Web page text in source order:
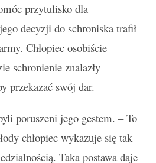
przytulisko dla
decyzji do schroniska trafił
Chłopiec osobiście
schronienie znalazły
przekazać swój dar.
poruszeni jego gestem. – To
chłopiec wykazuje się tak
Taka postawa daje